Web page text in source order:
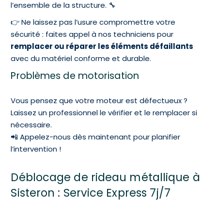
l’ensemble de la structure. 🔧
👉 Ne laissez pas l’usure compromettre votre
sécurité : faites appel à nos techniciens pour
remplacer ou réparer les éléments défaillants
avec du matériel conforme et durable.
Problèmes de motorisation
Vous pensez que votre moteur est défectueux ?
Laissez un professionnel le vérifier et le remplacer si
nécessaire.
📲 Appelez-nous dès maintenant pour planifier
l’intervention !
Déblocage de rideau métallique à
Sisteron : Service Express 7j/7